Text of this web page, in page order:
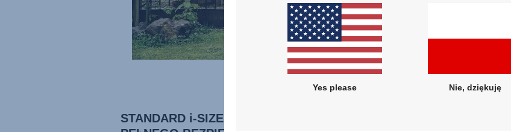
STANDARD i-SIZE DLA
Yes please Nie, dziękuję